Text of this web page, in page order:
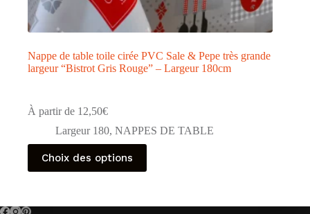
Nappe de table toile cirée PVC Sale & Pepe très grande
largeur “Bistrot Gris Rouge” – Largeur 180cm
À partir de 12,50€
Largeur 180, NAPPES DE TABLE
Choix des options
Ce
produit
a
Les